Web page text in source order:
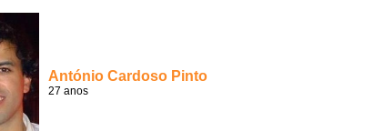
António Cardoso Pinto
27 anos